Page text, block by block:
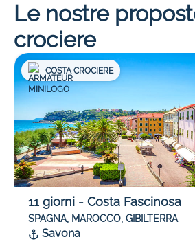
Le nostre
crociere
COSTA CROCIERE
11 giorni - Costa Fascinosa
SPAGNA, MAROCCO, GIBILTERRA
Savona